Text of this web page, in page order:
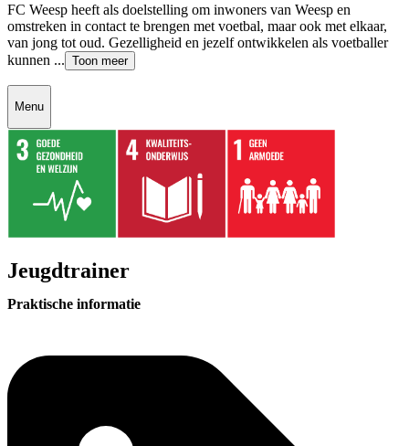
FC Weesp heeft als doelstelling om inwoners van Weesp en
omstreken in contact te brengen met voetbal, maar ook met elkaar,
van jong tot oud. Gezelligheid en jezelf ontwikkelen als voetballer
kunnen ... Toon meer
Menu
Jeugdtrainer
Praktische informatie